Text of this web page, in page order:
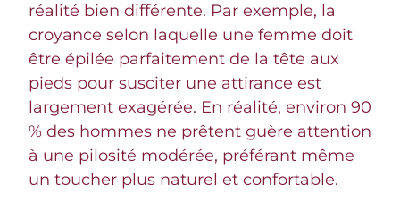
réalité bien différente. Par exemple, la
croyance selon laquelle une femme doit
être épilée parfaitement de la tête aux
pieds pour susciter une attirance est
largement exagérée. En réalité, environ 90
% des hommes ne prêtent guère attention
à une pilosité modérée, préférant même
un toucher plus naturel et confortable.